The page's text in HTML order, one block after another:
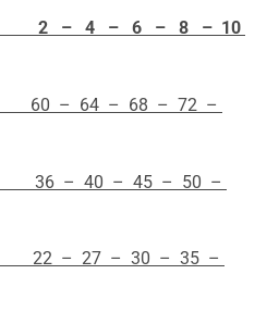
– 4 – 6 – 8 – 10
– 68 – 72 –
36 – 40 – 45 – 50 –
27 – 30 – 35 –